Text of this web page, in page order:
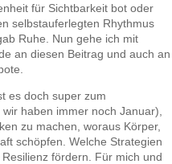
für Sichtbarkeit bot oder
selbstauferlegten Rhythmus
Ruhe. Nun gehe ich mit
an diesen Beitrag und auch an
es doch super zum
haben immer noch Januar),
zu machen, woraus Körper,
schöpfen. Welche Strategien
fördern. Für mich und